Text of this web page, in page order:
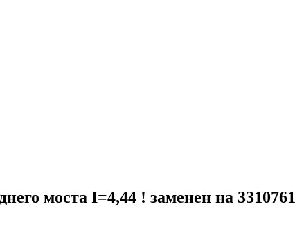
моста I=4,44 ! заменен на